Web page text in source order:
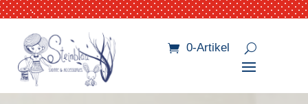
.
0-Artikel